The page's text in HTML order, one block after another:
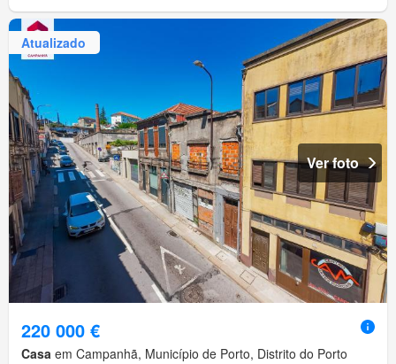
Atualizado
Ver foto
220 000 €
Casa em Campanhã, Município de Porto, Distrito do Porto